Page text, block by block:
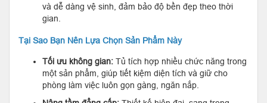
và dễ dàng vệ sinh, đảm bảo độ bền đẹp theo thời
gian.
Tại Sao Bạn Nên Lựa Chọn Sản Phẩm Này
Tối ưu không gian: Tủ tích hợp nhiều chức năng trong
một sản phẩm, giúp tiết kiệm diện tích và giữ cho
phòng làm việc luôn gọn gàng, ngăn nắp.